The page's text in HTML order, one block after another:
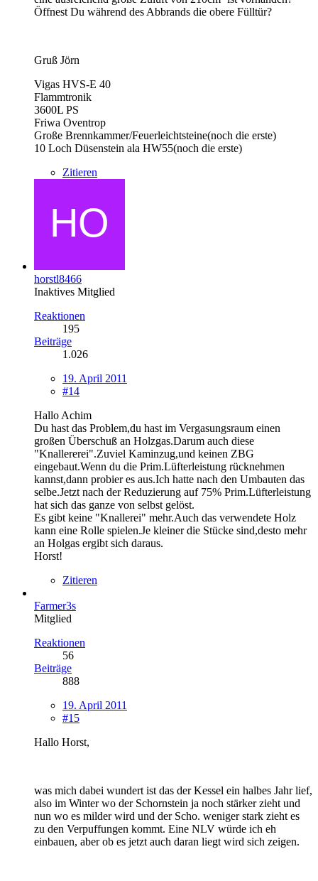
Öffnest Du während des Abbrands die obere Fülltür?
Gruß Jörn
Vigas HVS-E 40
Flammtronik
3600L PS
Friwa Oventrop
Große Brennkammer/Feuerleichtsteine(noch die erste)
10 Loch Düsenstein ala HW55(noch die erste)
Zitieren
horstl8466
Inaktives Mitglied
Reaktionen
195
Beiträge
1.026
19. April 2011
#14
Hallo Achim
Du hast das Problem,du hast im Vergasungsraum einen
großen Überschuß an Holzgas.Darum auch diese
"Knallererei".Zuviel Kaminzug,und keinen ZBG
eingebaut.Wenn du die Prim.Lüfterleistung rücknehmen
kannst,dann probier es aus.Ich hatte nach den Umbauten das
selbe.Jetzt nach der Reduzierung auf 75% Prim.Lüfterleistung
hat sich das ganze von selbst gelöst.
Es gibt keine "Knallerei" mehr.Auch das verwendete Holz
kann eine Rolle spielen.Je kleiner die Stücke sind,desto mehr
an Holgas ergibt sich daraus.
Horst!
Zitieren
Farmer3s
Mitglied
Reaktionen
56
Beiträge
888
19. April 2011
#15
Hallo Horst,
was mich dabei wundert ist das der Kessel ein halbes Jahr lief,
also im Winter wo der Schornstein ja noch stärker zieht und
nun wo es milder wird und der Scho. weniger stark zieht es
zu den Verpuffungen kommt. Eine NLV würde ich eh
einbauen, aber ob es jetzt auch daran liegt wird sich zeigen.